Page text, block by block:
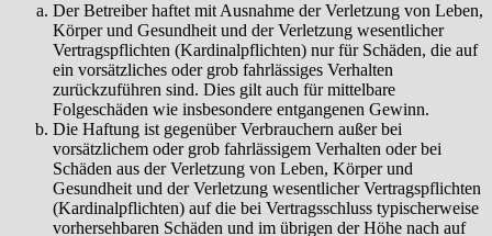
Der Betreiber haftet mit Ausnahme der Verletzung von Leben,
Körper und Gesundheit und der Verletzung wesentlicher
Vertragspflichten (Kardinalpflichten) nur für Schäden, die auf
ein vorsätzliches oder grob fahrlässiges Verhalten
zurückzuführen sind. Dies gilt auch für mittelbare
Folgeschäden wie insbesondere entgangenen Gewinn.
Die Haftung ist gegenüber Verbrauchern außer bei
vorsätzlichem oder grob fahrlässigem Verhalten oder bei
Schäden aus der Verletzung von Leben, Körper und
Gesundheit und der Verletzung wesentlicher Vertragspflichten
(Kardinalpflichten) auf die bei Vertragsschluss typischerweise
vorhersehbaren Schäden und im übrigen der Höhe nach auf